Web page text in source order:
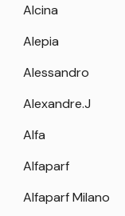
Alcina
Alepia
Alessandro
Alexandre.J
Alfa
Alfaparf
Alfaparf Milano